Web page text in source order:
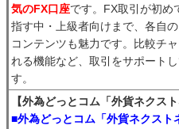
気のFX口座です。FX取引が初め
指す中・上級者向けまで、各自
コンテンツも魅力です。比較チ
れる機能など、取引をサポート
す。
【外為どっとコム「外貨ネクス
■外為どっとコム「外貨ネクス